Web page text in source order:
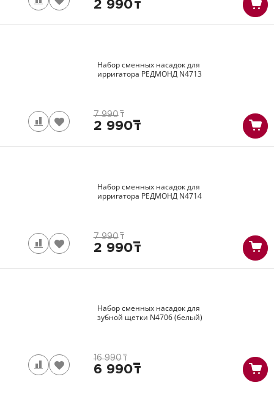
2 990т
Набор сменных насадок для
ирригатора РЕДМОНД N4713
7 990 т
2 990т
Набор сменных насадок для
ирригатора РЕДМОНД N4714
7 990 т
2 990т
Набор сменных насадок для
зубной щетки N4706(белый)
16 990 т
6 990т